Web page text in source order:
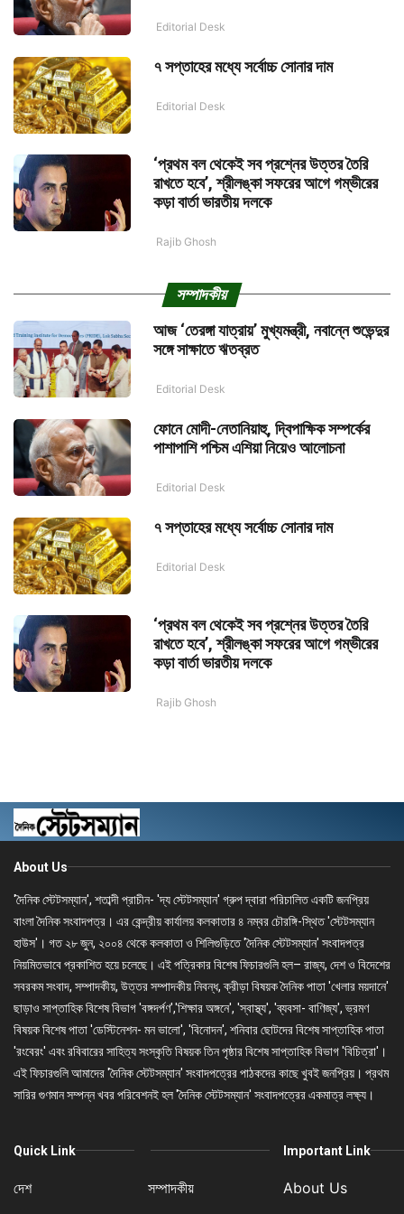
Editorial Desk
৭ সপ্তাহের মধ্যে সর্বোচ্চ সোনার দাম
Editorial Desk
‘প্রথম বল থেকেই সব প্রশ্নের উত্তর তৈরি
রাখতে হবে’, শ্রীলঙ্কা সফরের আগে গম্ভীরের
কড়া বার্তা ভারতীয় দলকে
Rajib Ghosh
সম্পাদকীয়
আজ ‘তেরঙ্গা যাত্রায়’ মুখ্যমন্ত্রী, নবান্নে শুভেন্দুর
সঙ্গে সাক্ষাতে ঋতব্রত
Editorial Desk
ফোনে মোদী-নেতানিয়াহু, দ্বিপাক্ষিক সম্পর্কের
পাশাপাশি পশ্চিম এশিয়া নিয়েও আলোচনা
Editorial Desk
৭ সপ্তাহের মধ্যে সর্বোচ্চ সোনার দাম
Editorial Desk
‘প্রথম বল থেকেই সব প্রশ্নের উত্তর তৈরি
রাখতে হবে’, শ্রীলঙ্কা সফরের আগে গম্ভীরের
কড়া বার্তা ভারতীয় দলকে
Rajib Ghosh
About Us
'দৈনিক স্টেটসম্যান', শতাব্দী প্রাচীন- 'দ্য স্টেটসম্যান' গ্রুপ দ্বারা পরিচালিত একটি জনপ্রিয়
বাংলা দৈনিক সংবাদপত্র। এর কেন্দ্রীয় কার্যালয় কলকাতার ৪ নম্বর চৌরঙ্গি-স্থিত 'স্টেটসম্যান
হাউস'। গত ২৮ জুন, ২০০৪ থেকে কলকাতা ও শিলিগুড়িতে 'দৈনিক স্টেটসম্যান' সংবাদপত্র
নিয়মিতভাবে প্রকাশিত হয়ে চলেছে। এই পত্রিকার বিশেষ ফিচারগুলি হল– রাজ্য, দেশ ও বিদেশের
সবরকম সংবাদ, সম্পাদকীয়, উত্তর সম্পাদকীয় নিবন্ধ, ক্রীড়া বিষয়ক দৈনিক পাতা 'খেলার ময়দানে'
ছাড়াও সাপ্তাহিক বিশেষ বিভাগ 'বঙ্গদর্পণ','শিক্ষার অঙ্গনে', 'স্বাস্থ্য', 'ব্যবসা- বাণিজ্য', ভ্রমণ
বিষয়ক বিশেষ পাতা 'ডেস্টিনেশন- মন ভালো', 'বিনোদন', শনিবার ছোটদের বিশেষ সাপ্তাহিক পাতা
'রংবেরং' এবং রবিবারের সাহিত্য সংস্কৃতি বিষয়ক তিন পৃষ্ঠার বিশেষ সাপ্তাহিক বিভাগ 'বিচিত্রা'।
এই ফিচারগুলি আমাদের 'দৈনিক স্টেটসম্যান' সংবাদপত্রের পাঠকদের কাছে খুবই জনপ্রিয়। প্রথম
সারির গুণমান সম্পন্ন খবর পরিবেশনই হল 'দৈনিক স্টেটসম্যান' সংবাদপত্রের একমাত্র লক্ষ্য।
Quick Link
দেশ
সম্পাদকীয়
Important Link
About Us